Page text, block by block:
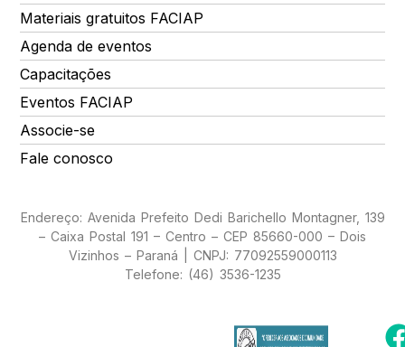
Materiais gratuitos FACIAP
Agenda de eventos
Capacitações
Eventos FACIAP
Associe-se
Fale conosco
Endereço: Avenida Prefeito Dedi Barichello Montagner, 139
– Caixa Postal 191 – Centro – CEP 85660-000 – Dois
Vizinhos – Paraná | CNPJ: 77092559000113
Telefone: (46) 3536-1235